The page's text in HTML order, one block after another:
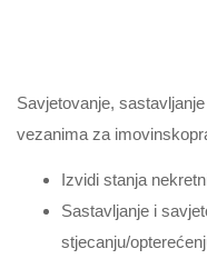
Savjetovanje,
vezanima za
Izvidi stanja
Sastavljanje i
stjecanju/